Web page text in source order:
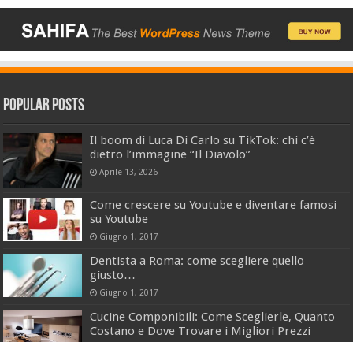
Popular Posts
Il boom di Luca Di Carlo su TikTok: chi c’è
dietro l’immagine “Il Diavolo”
Aprile 13, 2026
Come crescere su Youtube e diventare famosi
su Youtube
Giugno 1, 2017
Dentista a Roma: come scegliere quello
giusto…
Giugno 1, 2017
Cucine Componibili: Come Sceglierle, Quanto
Costano e Dove Trovare i Migliori Prezzi